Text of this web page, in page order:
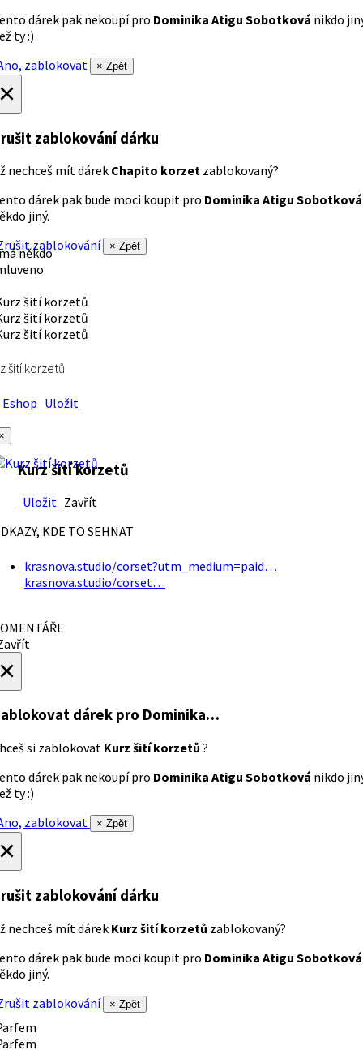
dárek pak nekoupí pro Dominika Atigu Sobotková nikdo
ty :)
zablokovat
× Zpět
zablokování dárku
nechceš mít dárek Chapito korzet zablokovaný?
dárek pak bude moci koupit pro Dominika Atigu Sobotková
jiný.
zablokování
× Zpět
někdo
šití korzetů
Uložit
Kurz šití korzetů
Uložit Zavřít
KDE TO SEHNAT
krasnova.studio/corset?utm_medium=paid…
krasnova.studio/corset…
dárek pro Dominika…
si zablokovat Kurz šití korzetů ?
dárek pak nekoupí pro Dominika Atigu Sobotková nikdo
ty :)
zablokovat
× Zpět
zablokování dárku
nechceš mít dárek Kurz šití korzetů zablokovaný?
dárek pak bude moci koupit pro Dominika Atigu Sobotková
jiný.
zablokování
× Zpět